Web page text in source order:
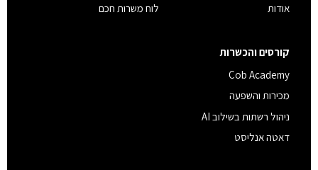
אודות
לוח משרות חכם
קורסים והכשרות
Cob Academy
מכירות והשפעה
ניהול רשתות בשילוב AI
דאטה אנליסט